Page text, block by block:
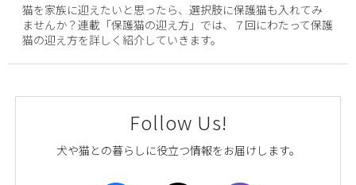
猫を家族に迎えたいと思ったら、選択肢に保護猫も入れてみ
ませんか？連載「保護猫の迎え方」では、７回にわたって保護
猫の迎え方を詳しく紹介していきます。
Follow Us!
犬や猫との暮らしに役立つ情報をお届けします。